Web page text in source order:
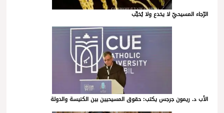
الرّجاء المسيحيّ لا يخدع ولا يُخيِّب
الأب د. ريمون جرجس يكتب: حقوق المسيحيين بين الكنيسة والدولة